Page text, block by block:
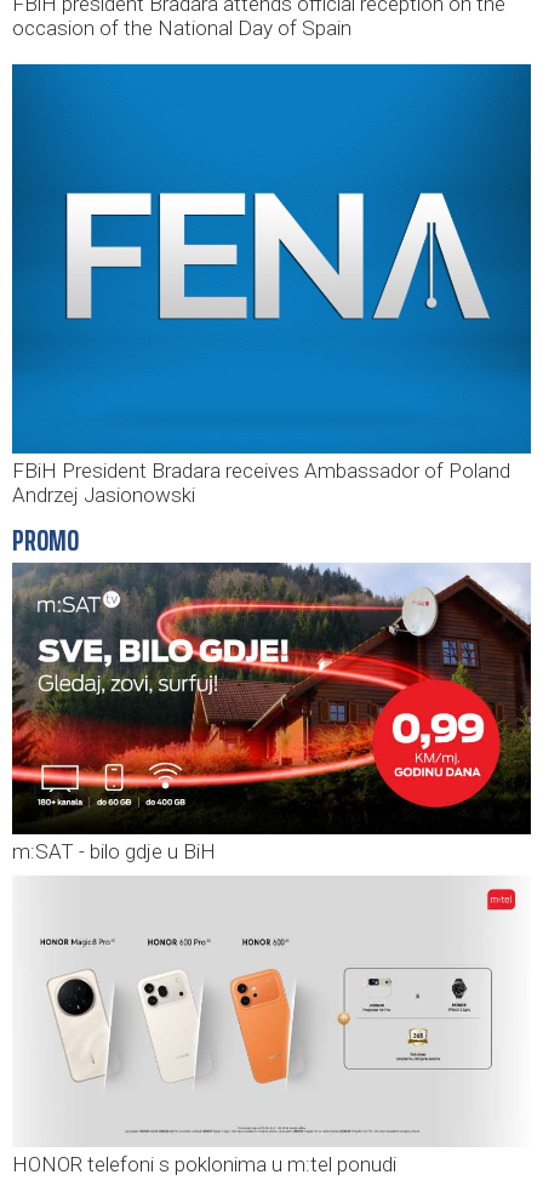
occasion of the National Day of Spain
FBiH President Bradara receives Ambassador of Poland
Andrzej Jasionowski
PROMO
m:SAT - bilo gdje u BiH
HONOR telefoni s poklonima u m:tel ponudi